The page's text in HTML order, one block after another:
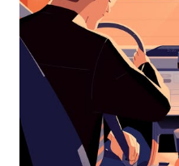
uma
data.
Pressione
a
tecla
“ESC”
o
calendário.